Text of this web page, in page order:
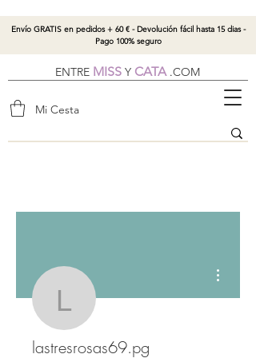
ENTRE MISS Y CATA.COM
Mi Cesta
Envío GRATIS en pedidos + 60 € - Devolución fácil hasta 15 dias -
Pago 100% seguro
lastresrosas69.pg